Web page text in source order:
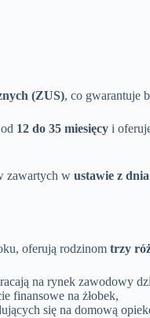
(ZUS), co gwarantuje
12 do 35 miesięcy i
zawartych w ustawie z
oferują rodzinom trzy
na rynek zawodowy
finansowe na żłobek,
się na domową